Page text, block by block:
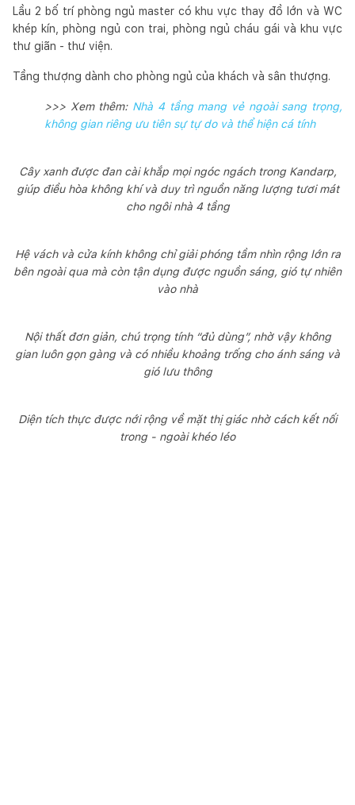
Lầu 2 bố trí phòng ngủ master có khu vực thay đồ lớn và WC
khép kín, phòng ngủ con trai, phòng ngủ cháu gái và khu vực
thư giãn - thư viện.
Tầng thượng dành cho phòng ngủ của khách và sân thượng.
>>> Xem thêm: Nhà 4 tầng mang vẻ ngoài sang trọng,
không gian riêng ưu tiên sự tự do và thể hiện cá tính
Cây xanh được đan cài khắp mọi ngóc ngách trong Kandarp,
giúp điều hòa không khí và duy trì nguồn năng lượng tươi mát
cho ngôi nhà 4 tầng
Hệ vách và cửa kính không chỉ giải phóng tầm nhìn rộng lớn ra
bên ngoài qua mà còn tận dụng được nguồn sáng, gió tự nhiên
vào nhà
Nội thất đơn giản, chú trọng tính “đủ dùng”, nhờ vậy không
gian luôn gọn gàng và có nhiều khoảng trống cho ánh sáng và
gió lưu thông
Diện tích thực được nới rộng về mặt thị giác nhờ cách kết nối
trong - ngoài khéo léo